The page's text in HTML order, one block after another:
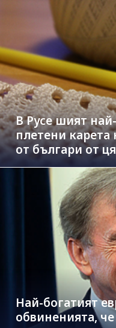
В Русе шият
плетени карета
от българи от
Най-богатият
обвиненията,